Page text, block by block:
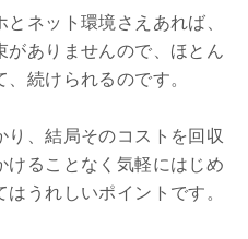
ネット環境さえあれば、
がありませんので、ほとん
続けられるのです。
、結局そのコストを回収
ることなく気軽にはじめ
うれしいポイントです。